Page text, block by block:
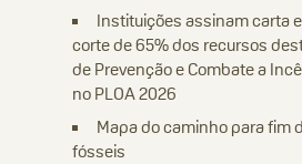
Instituições assinam carta
corte de 65% dos recursos
de Prevenção e Combate a
no PLOA 2026
Mapa do caminho para fim
fósseis